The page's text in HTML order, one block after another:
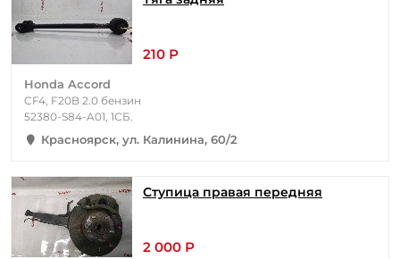
210 Р
Honda Accord
CF4, F20B 2.0 бензин
52380-S84-A01, 1СБ.
Красноярск, ул. Калинина, 60/2
Ступица правая передняя
2 000 Р